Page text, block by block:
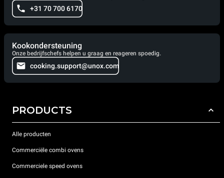
+31 70 700 6170
Kookondersteuning
Onze bedrijfschefs helpen u graag en reageren spoedig.
cooking.support@unox.com
PRODUCTS
Alle producten
Commerciële combi ovens
Commerciele speed ovens